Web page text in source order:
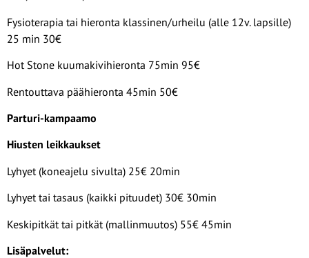
Fysioterapia tai hieronta klassinen/urheilu (alle 12v. lapsille)
25 min 30€
Hot Stone kuumakivihieronta 75min 95€
Rentouttava päähieronta 45min 50€
Parturi-kampaamo
Hiusten leikkaukset
Lyhyet (koneajelu sivulta) 25€ 20min
Lyhyet tai tasaus (kaikki pituudet) 30€ 30min
Keskipitkät tai pitkät (mallinmuutos) 55€ 45min
Lisäpalvelut: